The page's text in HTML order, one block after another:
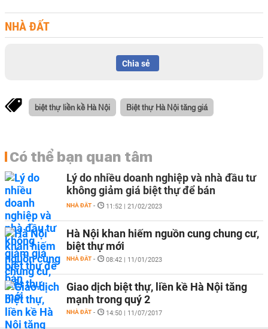
NHÀ ĐẤT
Chia sẻ
biệt thự liền kề Hà Nội Biệt thự Hà Nội tăng giá
Có thể bạn quan tâm
Lý do nhiều doanh nghiệp và nhà đầu tư
không giảm giá biệt thự để bán
NHÀ ĐẤT - 11:52 | 21/02/2023
Hà Nội khan hiếm nguồn cung chung cư,
biệt thự mới
NHÀ ĐẤT - 08:42 | 11/01/2023
Giao dịch biệt thự, liền kề Hà Nội tăng
mạnh trong quý 2
NHÀ ĐẤT - 14:50 | 11/07/2017